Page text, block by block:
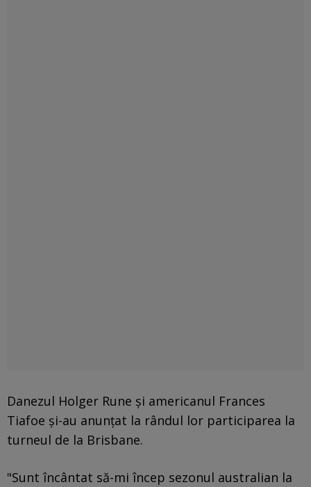
Danezul Holger Rune şi americanul Frances
Tiafoe şi-au anunţat la rândul lor participarea la
turneul de la Brisbane.
"Sunt încântat să-mi încep sezonul australian la